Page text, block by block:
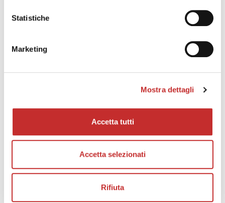
Statistiche
Marketing
Mostra dettagli
Accetta tutti
Accetta selezionati
Rifiuta
Diametro max di volteggio
Ø
Diametro max di tornibile
Lunghezza max tornibile
mm